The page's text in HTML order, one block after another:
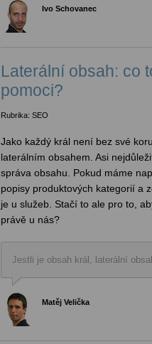
Ivo Schovanec
Laterální obsah: co
pomoci?
Rubrika: SEO
Jako každý král není bez své
laterálním obsahem. Asi
správa obsahu. Pokud máme
popisy produktových kategorií a
je u služeb. Stačí to ale pro to,
právě u nás?
Jestli je obsah král, laterální
Matěj Velička